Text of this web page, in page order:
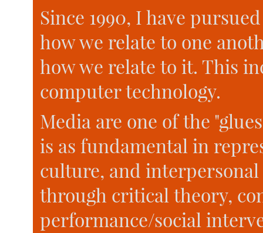
Since 1990, I have
how we relate to one
how we relate to it. This
computer technology.
Media are one of the
is as fundamental in
culture, and
through critical theory,
performance/social